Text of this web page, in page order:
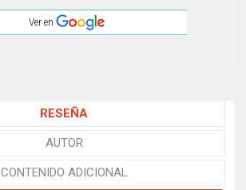
Ver en
RESEÑA
AUTOR
CONTENIDO ADICIONAL